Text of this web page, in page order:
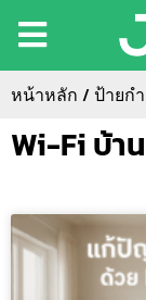
หน้าหลัก / ป้ายก
Wi-Fi บ้าน